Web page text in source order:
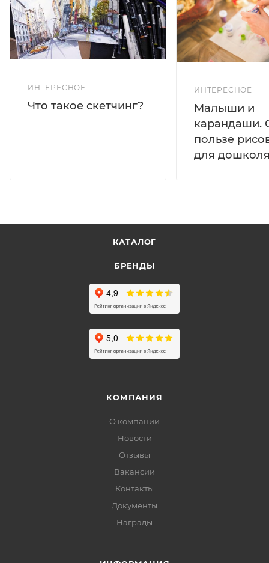
ИНТЕРЕСНОЕ
Что такое скетчинг?
ИНТЕРЕСНОЕ
Малыши и
карандаши.
пользе
для
КАТАЛОГ
БРЕНДЫ
КОМПАНИЯ
О компании
Новости
Отзывы
Вакансии
Контакты
Документы
Награды